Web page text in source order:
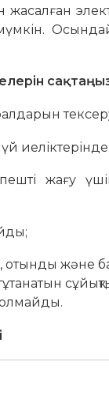
жасалған
жағу
және